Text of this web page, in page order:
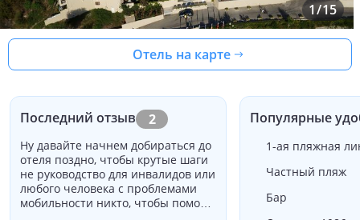
1/15
Отель на карте
Последний отзыв 2
Ну давайте начнем добираться до
отеля поздно, чтобы крутые шаги
не руководство для инвалидов или
любого человека с проблемами
мобильности никто, чтобы помочь
Популярные
1-ая пляжная
Частный пляж
Бар